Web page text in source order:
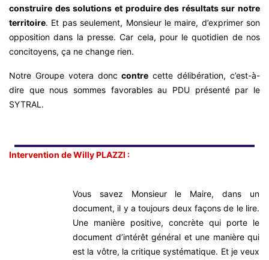
construire des solutions et produire des résultats sur notre
territoire. Et pas seulement, Monsieur le maire, d’exprimer son
opposition dans la presse. Car cela, pour le quotidien de nos
concitoyens, ça ne change rien.
Notre Groupe votera donccontre cette délibération, c’est-à-
dire que nous sommes favorables au PDU présenté par le
SYTRAL.
Intervention de Willy PLAZZI :
Vous savez Monsieur le Maire, dans un
document, il y a toujours deux façons de le lire.
Une manière positive, concrète qui porte le
document d’intérêt général et une manière qui
est la vôtre, la critique systématique. Et je veux